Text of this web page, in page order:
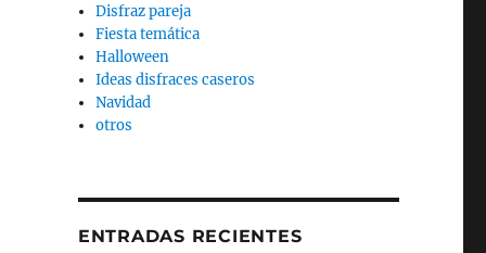
Disfraz pareja
Fiesta temática
Halloween
Ideas disfraces caseros
Navidad
otros
ENTRADAS RECIENTES